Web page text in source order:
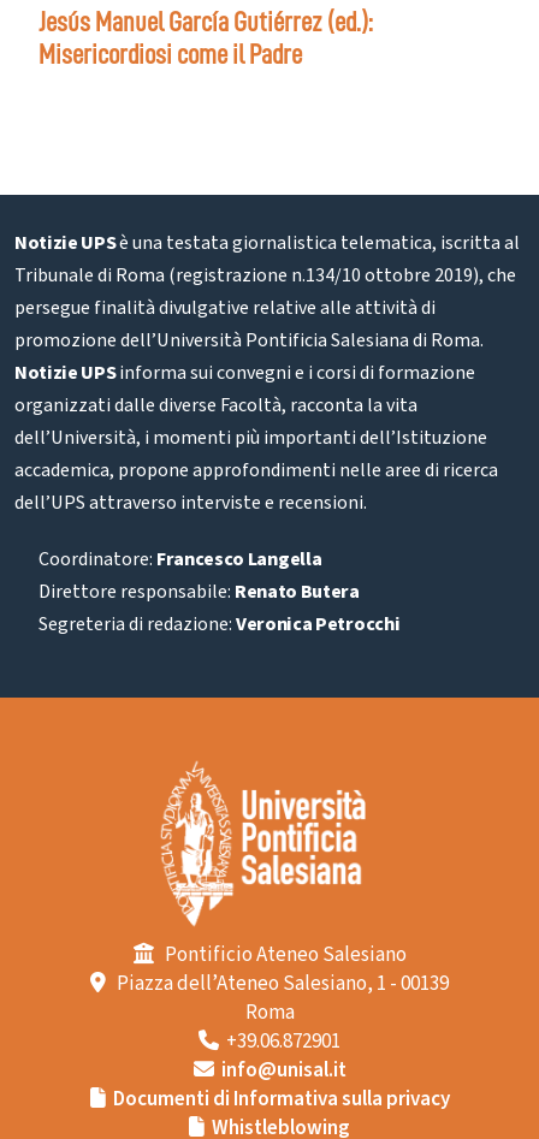
Jesús Manuel García Gutiérrez (ed.):
Misericordiosi come il Padre
Notizie UPSè una testata giornalistica telematica, iscritta al
Tribunale di Roma (registrazione n.134/10 ottobre 2019), che
persegue finalità divulgative relative alle attività di
promozione dell’Università Pontificia Salesiana di Roma.
Notizie UPSinforma sui convegni e i corsi di formazione
organizzati dalle diverse Facoltà, racconta la vita
dell’Università, i momenti più importanti dell’Istituzione
accademica, propone approfondimenti nelle aree di ricerca
dell’UPS attraverso interviste e recensioni.
Coordinatore: Francesco Langella
Direttore responsabile: Renato Butera
Segreteria di redazione:Veronica Petrocchi
Pontificio Ateneo Salesiano
Piazza dell’Ateneo Salesiano, 1 - 00139
Roma
+39.06.872901
info@unisal.it
Documenti di Informativa sulla privacy
Whistleblowing